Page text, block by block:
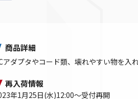
商品詳細
アダプタやコード類、壊れやすい物を入
再入荷情報
年1月25日(水)12:00～受付再開